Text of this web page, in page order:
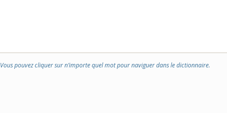
Vous pouvez cliquer sur n’importe quel mot pour naviguer dans le dictionnaire.